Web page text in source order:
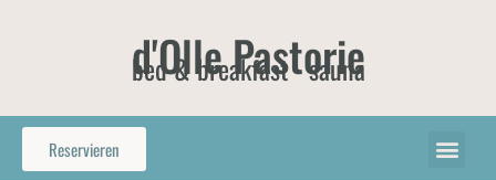
d'Olle Pastorie
bed & breakfast - sauna
Reservieren